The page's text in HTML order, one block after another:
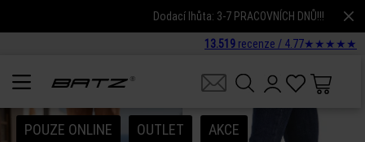
Dodací lhůta: 3-7 PRACOVNÍCH DNŮ!!!
13.519 recenze / 4.77★ ★ ★ ★ ★
POUZE ONLINE OUTLET AKCE